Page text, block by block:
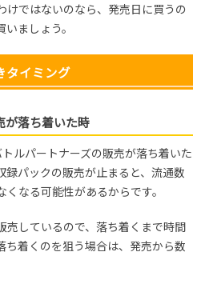
けではないのなら、発売日に買うの
ましょう。
タイミング
が落ち着いた時
ルパートナーズの販売が落ち着いた
録パックの販売が止まると、流通数
なる可能性があるからです。
売しているので、落ち着くまで時間
ち着くのを狙う場合は、発売から数